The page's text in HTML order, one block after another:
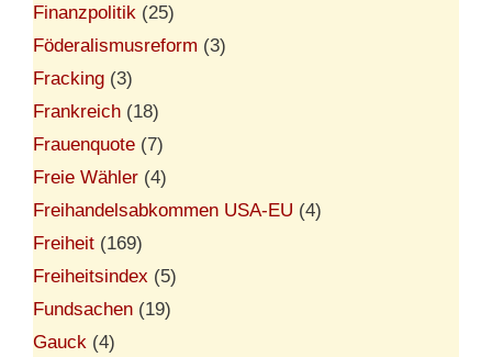
Finanzpolitik (25)
Föderalismusreform (3)
Fracking (3)
Frankreich (18)
Frauenquote (7)
Freie Wähler (4)
Freihandelsabkommen USA-EU (4)
Freiheit (169)
Freiheitsindex (5)
Fundsachen (19)
Gauck (4)